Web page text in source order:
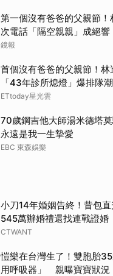
第一個沒有爸爸的父親節
次電話「隔空親親」成絕
網淚崩
鏡報
首個沒有爸爸的父親節！林
「43年診所熄燈」爆排隊潮
ETtoday星光雲
70歲鋼吉他大師湯米德塔莫
永遠是我一生摯愛
EBC 東森娛樂
小刀14年婚姻告終！昔包
545萬辦婚禮還找連戰證婚
CTWANT
愷樂在台灣生了！雙胞胎
用呼吸器」 親曝寶寶狀況